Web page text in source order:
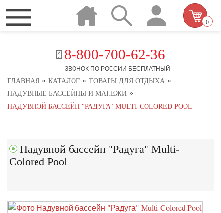
8-800-700-62-36
ЗВОНОК ПО РОССИИ БЕСПЛАТНЫЙ
0
ГЛАВНАЯ » КАТАЛОГ » ТОВАРЫ ДЛЯ ОТДЫХА »
НАДУВНЫЕ БАССЕЙНЫ И МАНЕЖИ »
НАДУВНОЙ БАССЕЙН "РАДУГА" MULTI-COLORED POOL
Надувной бассейн "Радуга" Multi-
Colored Pool